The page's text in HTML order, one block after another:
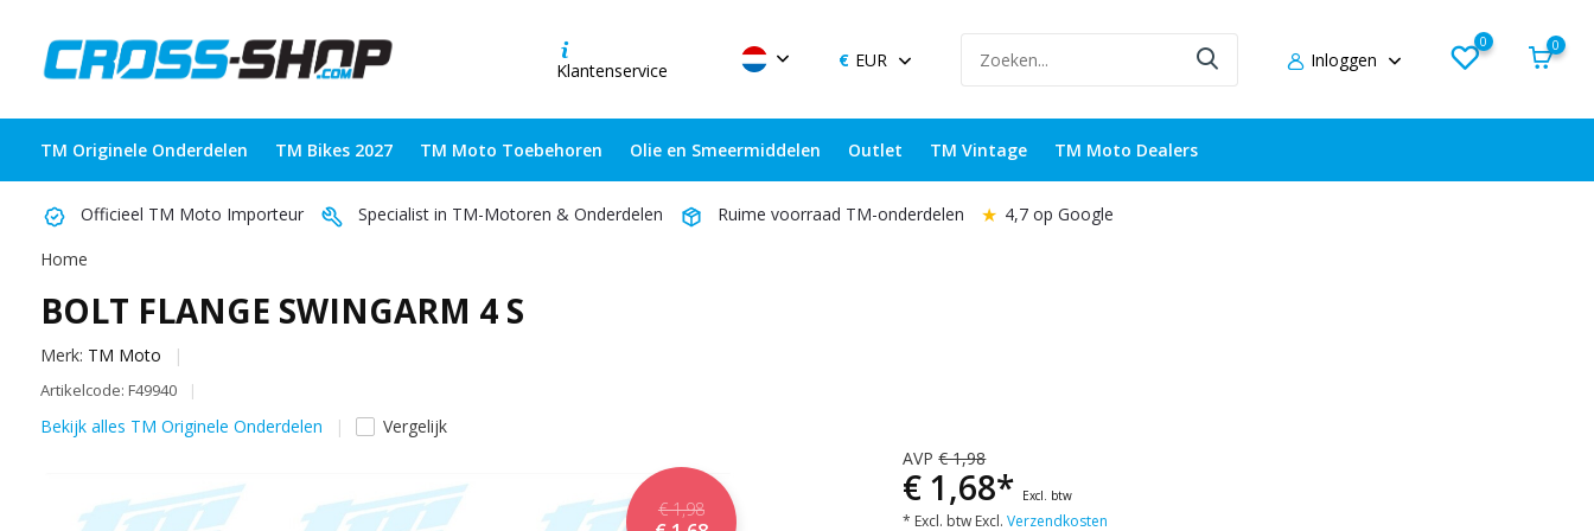
Klantenservice EUR Inloggen
0 0
TM Originele Onderdelen TM Bikes 2027 TM Moto Toebehoren Olie en Smeermiddelen Outlet TM Vintage TM Moto Dealers
Officieel TM Moto Importeur Specialist in TM-Motoren & Onderdelen Ruime voorraad TM-onderdelen ★ 4,7 op Google
Home
BOLT FLANGE SWINGARM 4 S
Merk: TM Moto
Artikelcode: F49940
Bekijk alles TM Originele Onderdelen Vergelijk
€ 1,98
AVP€ 1,98
€ 1,68* Excl. btw
* Excl. btw Excl.Verzendkosten